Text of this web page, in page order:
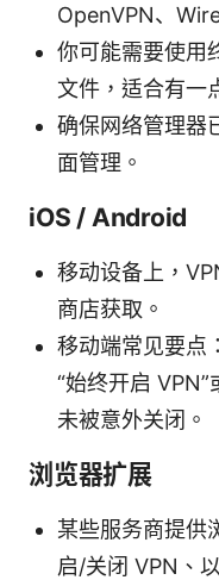
OpenVPN、
你可能需要使用
文件，适合有一
确保网络管理器
面管理。
iOS / Android
移动设备上，
商店获取。
移动端常见要点
“始终开启
未被意外关闭。
浏览器扩展
某些服务商提供
启/关闭 VPN、